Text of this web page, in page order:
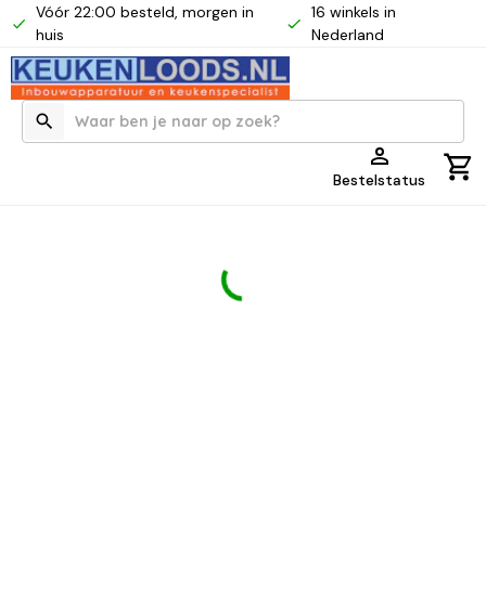
Vóór 22:00 besteld, morgen in
huis
16 winkels in
Nederland
Bestelstatus